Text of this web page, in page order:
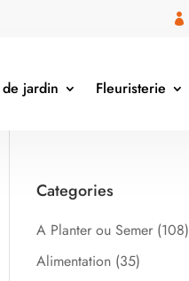

jardin Fleuristerie
Categories
A Planter ou Semer (108)
Alimentation (35)